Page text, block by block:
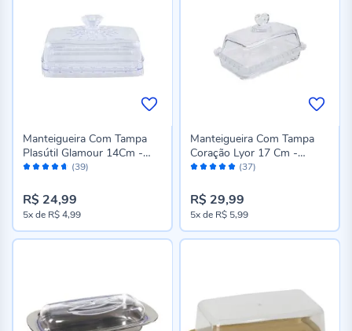
Avaliação: (39)
Manteigueira Com Tampa
Plasútil Glamour 14Cm -
Transparente
R$ 24,99
5xde R$ 4,99
Avaliação: (37)
Manteigueira Com Tampa
Coração Lyor 17 Cm -
Cristal
R$ 29,99
5xde R$ 5,99